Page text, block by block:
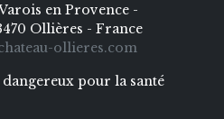
en Provence -
Ollières - France
ollieres.com
pour la santé